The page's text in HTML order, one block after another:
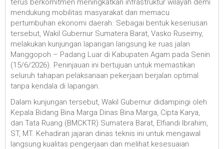
terus berkomitmen meningkatkan infrastruktur wilayah demi
mendukung mobilitas masyarakat dan memacu
pertumbuhan ekonomi daerah. Sebagai bentuk keseriusan
tersebut, Wakil Gubernur Sumatera Barat, Vasko Ruseimy,
melakukan kunjungan lapangan langsung ke ruas jalan
Manggopoh – Padang Luar di Kabupaten Agam pada Senin
(15/6/2026). Peninjauan ini bertujuan untuk memastikan
seluruh tahapan pelaksanaan pekerjaan berjalan optimal
tanpa kendala di lapangan.
Dalam kunjungan tersebut, Wakil Gubernur didampingi oleh
Kepala Bidang Bina Marga Dinas Bina Marga, Cipta Karya,
dan Tata Ruang (BMCKTR) Sumatera Barat, Elfiandi Ibrahim,
ST, MT. Kehadiran jajaran dinas teknis ini untuk mengawal
langsung kualitas pengerjaan dan melihat kesesuaian